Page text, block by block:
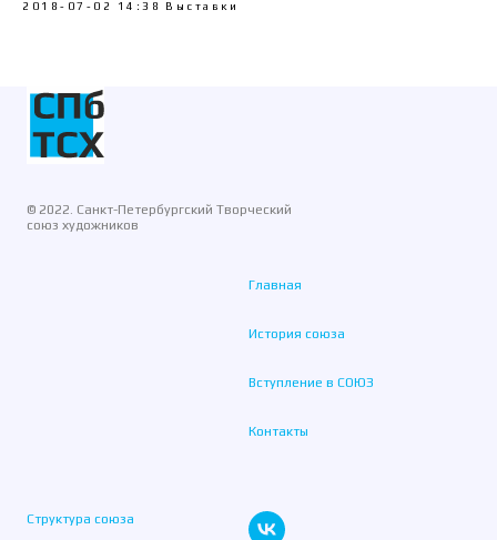
2018-07-02 14:38 Выставки
© 2022. Санкт-Петербургский Творческий
союз художников
Главная
История союза
Вступление в СОЮЗ
Контакты
Структура союза